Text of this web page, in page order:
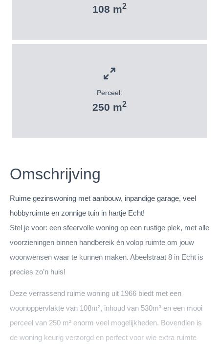
108 m2
Perceel:
250 m2
Omschrijving
Ruime gezinswoning met aanbouw, inpandige garage, veel
hobbyruimte en zonnige tuin in hartje Echt!
Stel je voor: een sfeervolle woning op een rustige plek, met alle
voorzieningen binnen handbereik én volop ruimte om jouw
woonwensen waar te kunnen maken. Abeelstraat 8 in Echt is
precies zo’n huis!
Deze verrassend ruime woning uit 1966 biedt met een
woonoppervlakte van 108m², inhoud van 530m³ en een mooi
perceel van 250 m² enorm veel mogelijkheden. Bovendien is
de woning keurig verzorgd en perfect voor wie extra ruimte